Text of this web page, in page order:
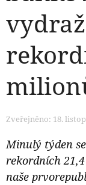
Zveřejněno: 18.
Minulý týden
rekordních
naše